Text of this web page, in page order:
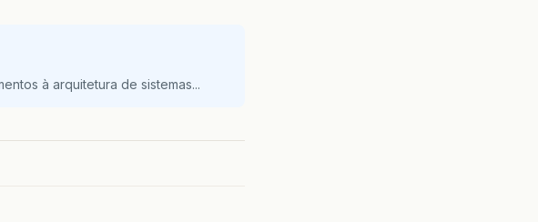
à arquitetura de sistemas...